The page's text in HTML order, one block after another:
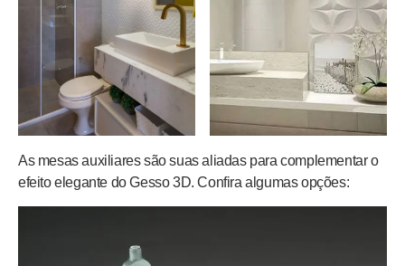
As mesas auxiliares são suas aliadas para complementar o
efeito elegante do Gesso 3D. Confira algumas opções: